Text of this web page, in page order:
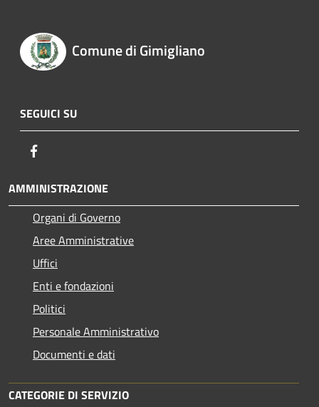
Comune di Gimigliano
SEGUICI SU
AMMINISTRAZIONE
Organi di Governo
Aree Amministrative
Uffici
Enti e fondazioni
Politici
Personale Amministrativo
Documenti e dati
CATEGORIE DI SERVIZIO